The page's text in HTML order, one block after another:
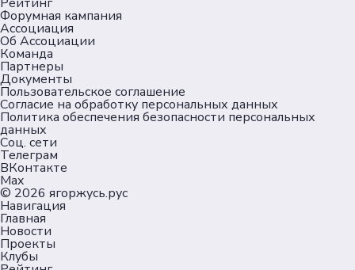
Форумная кампания
Ассоциация
Об Ассоциации
Команда
Партнеры
Документы
Пользовательское соглашение
Согласие на обработку персональных данных
Политика обеспечения безопасности персональных
данных
Соц. сети
Телеграм
ВКонтакте
Max
© 2026 ягоржусь.рус
Навигация
Главная
Новости
Проекты
Клубы